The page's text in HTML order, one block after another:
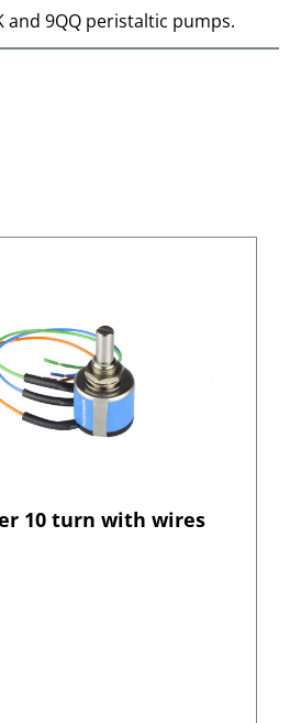
9QQ peristaltic pumps.
10 turn with wires